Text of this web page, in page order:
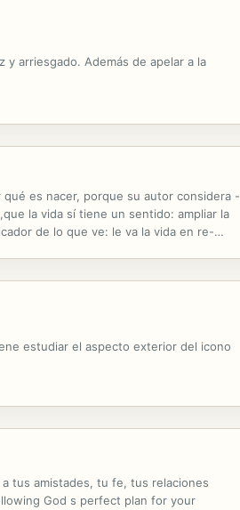
y arriesgado. Además de apelar a la
es nacer, porque su autor considera -
la vida sí tiene un sentido: ampliar la
de lo que ve: le va la vida en re-
estudiar el aspecto exterior del icono
tus amistades, tu fe, tus relaciones
God s perfect plan for your